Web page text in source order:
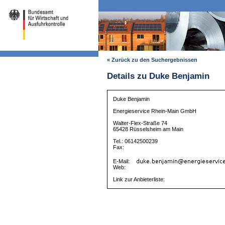
« Zurück zu den Suchergebnissen
Details zu Duke Benjamin
Duke Benjamin
Energieservice Rhein-Main GmbH
Walter-Flex-Straße 74
65428 Rüsselsheim am Main
Tel.: 06142500239
Fax:
E-Mail:
Web:
Link zur Anbieterliste: